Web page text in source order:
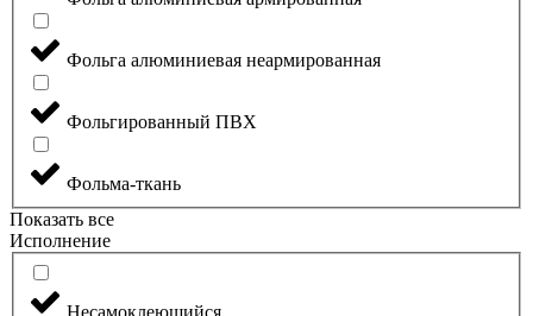
Фольга алюминиевая неармированная
Фольгированный ПВХ
Фольма-ткань
Показать все
Исполнение
Несамоклеющийся